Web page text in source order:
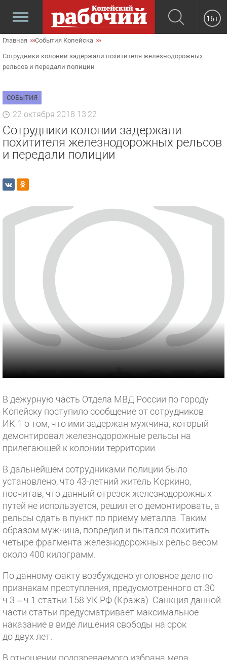
16+
Главная События Копейска
Сотрудники колонии задержали похитителя железнодорожных
рельсов и передали полиции
СОБЫТИЯ
22 октября 2018 13:22
Сотрудники колонии задержали
похитителя железнодорожных рельсов
и передали полиции
В дежурную часть Отдела МВД России по городу
Копейску поступило сообщение от сотрудников
ИК-1 о том, что ими задержан мужчина, который
демонтировал железнодорожные рельсы на
прилегающей к колонии территории.
В дальнейшем сотрудниками полиции было
установлено, что 43-летний житель Коркино,
посчитав, что данный отрезок железнодорожных
путей не используется, решил его демонтировать, а
рельсы сдать в пункт по приему металла. Таким
образом мужчина, повредил и пытался похитить
четыре фрагмента железнодорожных рельс весом
около 400 килограмм.
По данному факту возбуждено уголовное дело по
признакам преступления, предусмотренного ст.30
ч.3 – ч.1 статьи 158 УК РФ (Кража). Санкция данной
части статьи предусматривает максимальное
наказание в виде лишения свободы на срок
до двух лет.
В отношении подозреваемого избрана мера